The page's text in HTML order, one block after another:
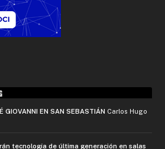
GIOVANNI EN SAN SEBASTIÁN Carlos Hugo
tecnología de última generación en salas